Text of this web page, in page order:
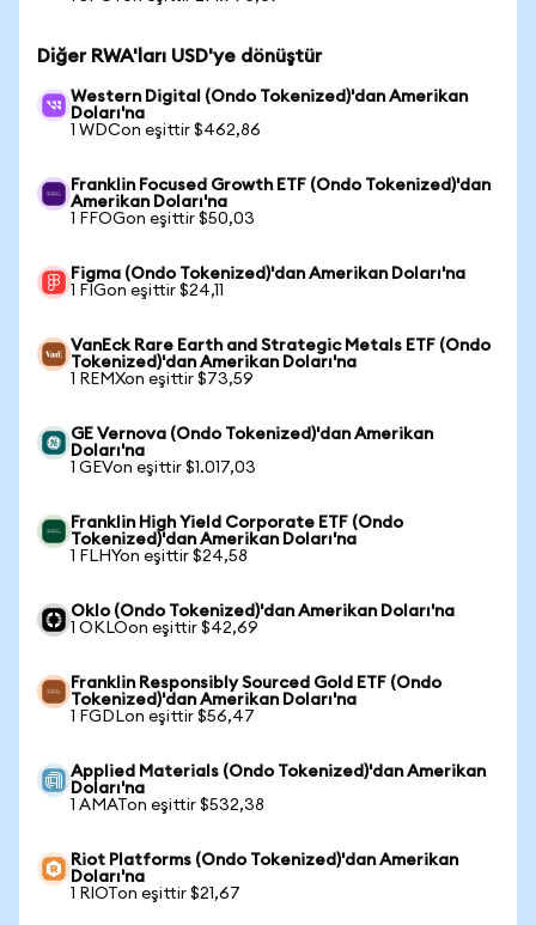
Diğer RWA'ları USD'ye dönüştür
Western Digital (Ondo Tokenized)'dan Amerikan
Doları'na
1 WDCon eşittir $462,86
Franklin Focused Growth ETF (Ondo Tokenized)'dan
Amerikan Doları'na
1 FFOGon eşittir $50,03
Figma (Ondo Tokenized)'dan Amerikan Doları'na
1 FIGon eşittir $24,11
VanEck Rare Earth and Strategic Metals ETF (Ondo
Tokenized)'dan Amerikan Doları'na
1 REMXon eşittir $73,59
GE Vernova (Ondo Tokenized)'dan Amerikan
Doları'na
1 GEVon eşittir $1.017,03
Franklin High Yield Corporate ETF (Ondo
Tokenized)'dan Amerikan Doları'na
1 FLHYon eşittir $24,58
Oklo (Ondo Tokenized)'dan Amerikan Doları'na
1 OKLOon eşittir $42,69
Franklin Responsibly Sourced Gold ETF (Ondo
Tokenized)'dan Amerikan Doları'na
1 FGDLon eşittir $56,47
Applied Materials (Ondo Tokenized)'dan Amerikan
Doları'na
1 AMATon eşittir $532,38
Riot Platforms (Ondo Tokenized)'dan Amerikan
Doları'na
1 RIOTon eşittir $21,67